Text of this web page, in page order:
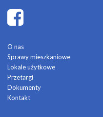
O nas
Sprawy mieszkaniowe
Lokale użytkowe
Przetargi
Dokumenty
Kontakt